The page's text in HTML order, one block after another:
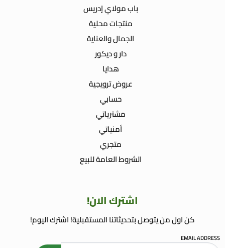
باب مولاي إدريس
منتجات محلية
الجمال والعناية
دار و ديكور
هدايا
عروض ترويجية
حسابي
مشترياتي
أمنياتي
متجري
الشروط العامة للبيع
اشترك الان!
كن اول من يتوصل بتحديثاتنا المستقبلية! اشترك اليوم!
EMAIL ADDRESS